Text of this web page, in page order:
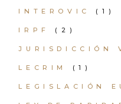
INTEROVIC (1)
IRPF (2)
JURISDICCIÓN
LECRIM (1)
LEGISLACIÓN